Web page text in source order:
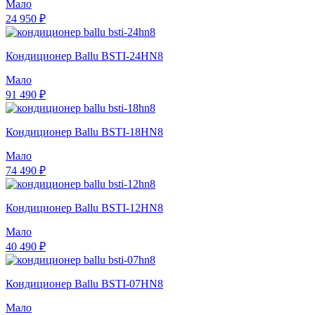
Мало
24 950 ₽
Кондиционер Ballu BSTI-24HN8
Мало
91 490 ₽
Кондиционер Ballu BSTI-18HN8
Мало
74 490 ₽
Кондиционер Ballu BSTI-12HN8
Мало
40 490 ₽
Кондиционер Ballu BSTI-07HN8
Мало